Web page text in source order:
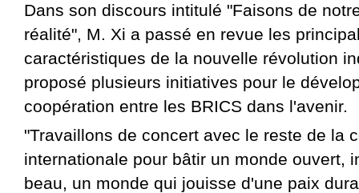
Dans son discours intitulé "Faisons de
réalité", M. Xi a passé en revue les
caractéristiques de la nouvelle révolution
proposé plusieurs initiatives pour le
coopération entre les BRICS dans l'avenir.
"Travaillons de concert avec le reste de la
internationale pour bâtir un monde ouvert,
beau, un monde qui jouisse d'une paix